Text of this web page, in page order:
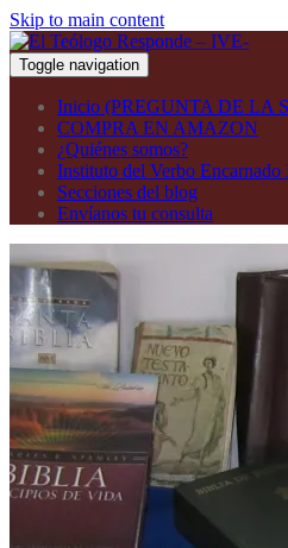
Skip to main content
Toggle navigation
Inicio (PREGUNTA DE LA
COMPRA EN AMAZON
¿Quiénes somos?
Instituto del Verbo Encarnado
Secciones del blog
Envíanos tu consulta